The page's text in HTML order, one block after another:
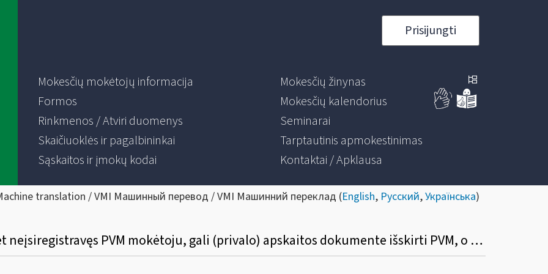
Prisijungti
Mokesčių mokėtojų informacija
Formos
Rinkmenos / Atviri duomenys
Skaičiuoklės ir pagalbininkai
Sąskaitos ir įmokų kodai
Mokesčių žinynas
Mokesčių kalendorius
Seminarai
Tarptautinis apmokestinimas
Kontaktai / Apklausa
translation / VMI Машинный перевод / VMI Машинний переклад (English, Русский,Українська)
Ar asmuo, viršijęs 45 000 eurų ribą, bet neįsiregistravęs PVM mokėtoju, gali (privalo) apskaitos dokumente išskirti PVM, o pirkėjas turi teisę tokį PVM atskaityti įprasta tvarka?